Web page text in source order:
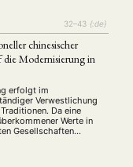
Praktikum (8)
(23) Recht (20)
(36) Sprachkurse
(53) Studium (21)
(28) Wirtschaft
32–43 {:de}
chinesischer
Modernisierung in
erfolgt im
Verwestlichung
Da eine
Werte in
Gesellschaften
Überprüfung möglich
Vorstellungen,